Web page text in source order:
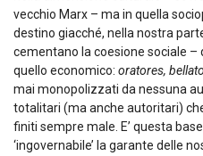
vecchio Marx – ma in quella
destino giacché, nella nostra
cementano la coesione sociale –
quello economico: oratores,
mai monopolizzati da nessuna
totalitari (ma anche autoritari)
finiti sempre male. E’ questa
‘ingovernabile’ la garante delle